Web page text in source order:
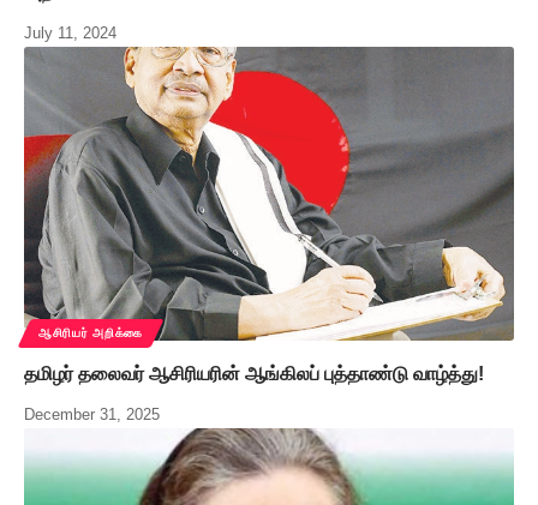
July 11, 2024
ஆசிரியர் அறிக்கை
தமிழர் தலைவர் ஆசிரியரின் ஆங்கிலப் புத்தாண்டு வாழ்த்து!
December 31, 2025